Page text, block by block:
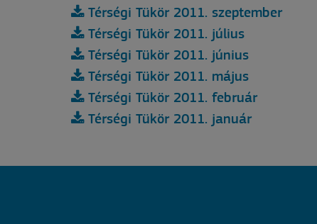
Térségi Tükör 2011. szeptember
Térségi Tükör 2011. július
Térségi Tükör 2011. június
Térségi Tükör 2011. május
Térségi Tükör 2011. február
Térségi Tükör 2011. január